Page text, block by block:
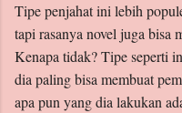
Tipe penjahat ini lebih
tapi rasanya novel juga
Kenapa tidak? Tipe seperti
dia paling bisa membuat
apa pun yang dia lakukan